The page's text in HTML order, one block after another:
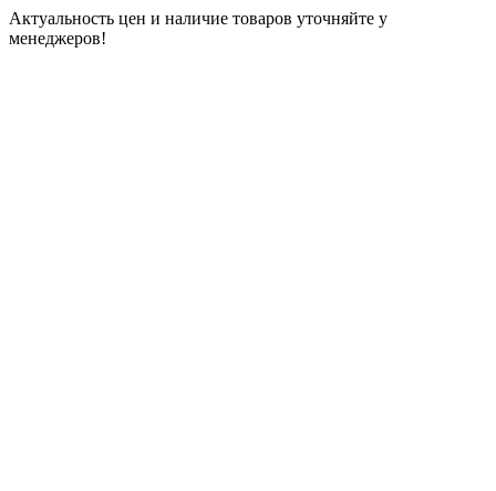
Актуальность цен и наличие товаров уточняйте у
менеджеров!